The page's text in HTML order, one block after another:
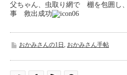
父ちゃん、虫取り網で 棚を包囲し
事 救出成功
おかみさんの1日 , おかみさん手帖